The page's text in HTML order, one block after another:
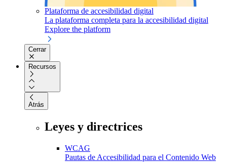
Plataforma de accesibilidad digital
La plataforma completa para la accesibilidad digital
Explore the platform
Cerrar
Recursos
Atrás
Leyes y directrices
WCAG
Pautas de Accesibilidad para el Contenido Web